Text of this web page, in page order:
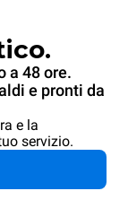
a 48 ore.
e pronti da
e la
servizio.